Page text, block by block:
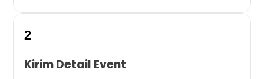
2
Kirim Detail Event